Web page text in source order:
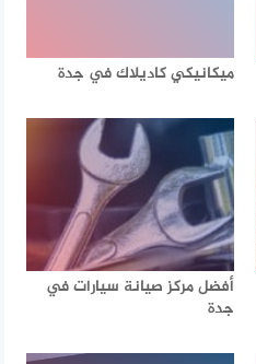
ميكانيكي كاديلاك في جدة
أفضل مركز صيانة سيارات في
جدة